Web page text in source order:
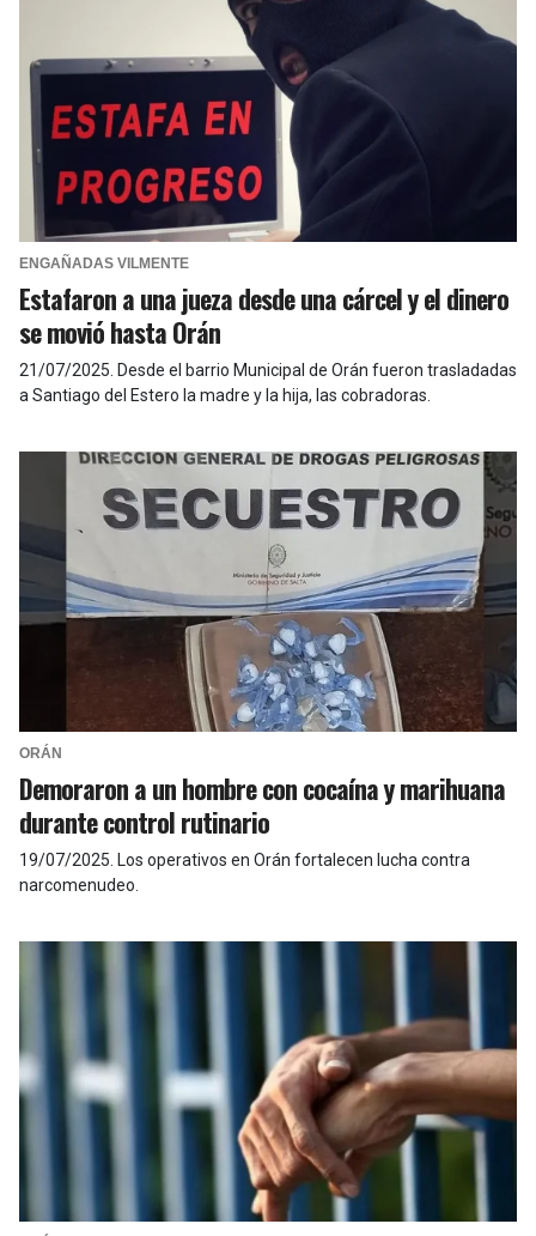
ENGAÑADAS VILMENTE
Estafaron a una jueza desde una cárcel y el dinero
se movió hasta Orán
21/07/2025 Desde el barrio Municipal de Orán fueron trasladadas
a Santiago del Estero la madre y la hija, las cobradoras.
ORÁN
Demoraron a un hombre con cocaína y marihuana
durante control rutinario
19/07/2025 Los operativos en Orán fortalecen lucha contra
narcomenudeo.